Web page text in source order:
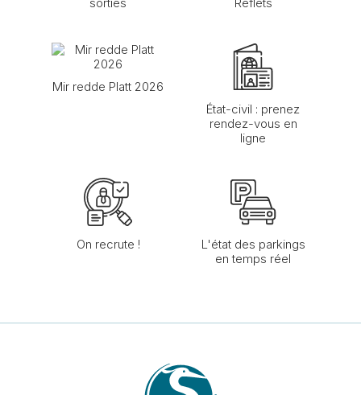
sorties
Reflets
Mir redde Platt 2026
État-civil : prenez
rendez-vous en
ligne
On recrute !
L'état des parkings
en temps réel